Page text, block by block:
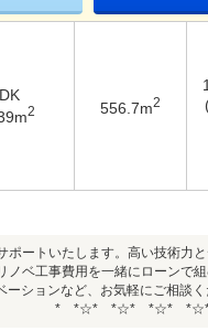
2 556.7m2
いたします。高い技術力と
ノベ工事費用を一緒にローンで
ションなど、お気軽にご相談
から。 * *☆* *☆* *☆*